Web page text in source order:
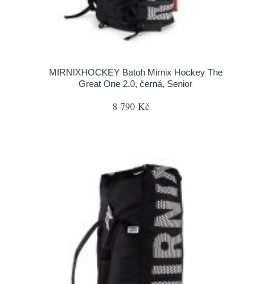
MIRNIXHOCKEY Batoh Mirnix Hockey The
Great One 2.0, černá, Senior
8 790 Kč